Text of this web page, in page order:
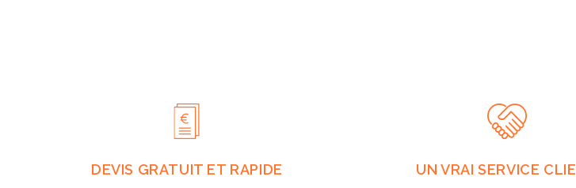
DEVIS GRATUIT ET RAPIDE UN VRAI SERVICE